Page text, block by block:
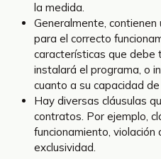
la medida.
Generalmente,
para el correcto
características que debe
instalará el programa, o
cuanto a su capacidad de
Hay diversas cláusulas
contratos. Por ejemplo,
funcionamiento,
exclusividad.